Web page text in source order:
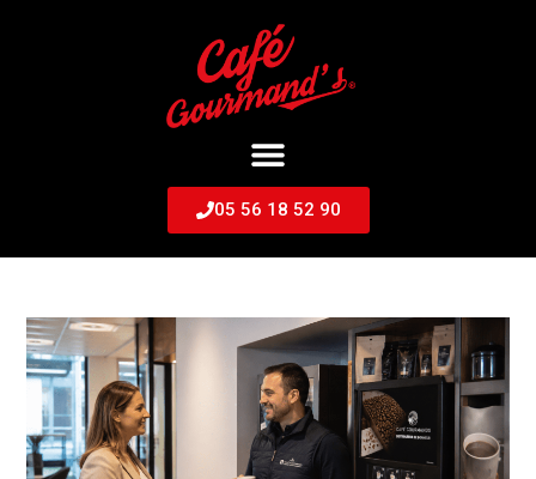
05 56 18 52 90